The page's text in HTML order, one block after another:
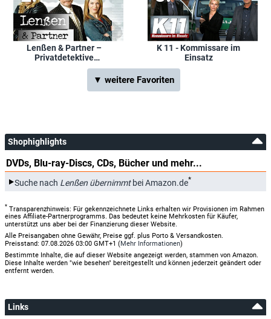
Lenßen & Partner –
Privatdetektive
K 11 - Kommissare im
Einsatz
▼ weitere Favoriten
Shophighlights
DVDs, Blu-ray-Discs, CDs, Bücher und mehr...
Suche nach Lenßen übernimmtbei Amazon.de*
* Transparenzhinweis: Für gekennzeichnete Links erhalten wir Provisionen im Rahmen
eines Affiliate-Partnerprogramms. Das bedeutet keine Mehrkosten für Käufer,
unterstützt uns aber bei der Finanzierung dieser Website.
Alle Preisangaben ohne Gewähr, Preise ggf. plus Porto & Versandkosten.
Preisstand: 07.08.2026 03:00 GMT+1 (Mehr Informationen)
Bestimmte Inhalte, die auf dieser Website angezeigt werden, stammen von Amazon.
Diese Inhalte werden "wie besehen" bereitgestellt und können jederzeit geändert oder
entfernt werden.
Links